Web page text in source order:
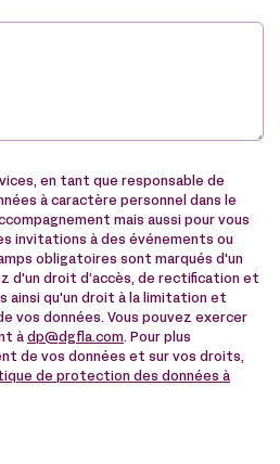
en tant que responsable de
à caractère personnel dans le
mais aussi pour vous
invitations à des événements ou
obligatoires sont marqués d'un
d'un droit d’accès, de rectification et
ainsi qu'un droit à la limitation et
vos données. Vous pouvez exercer
à dp@dgfla.com. Pour plus
de vos données et sur vos droits,
de protection des données à